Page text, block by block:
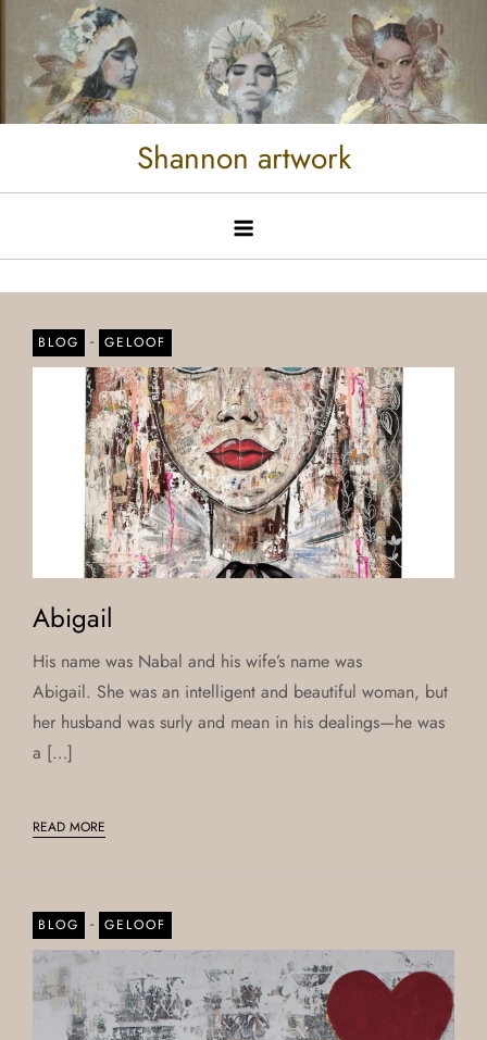
Shannon artwork
BLOG - GELOOF
Abigail
His name was Nabal and his wife’s name was
Abigail. She was an intelligent and beautiful woman, but
her husband was surly and mean in his dealings—he was
a […]
READ MORE
BLOG - GELOOF